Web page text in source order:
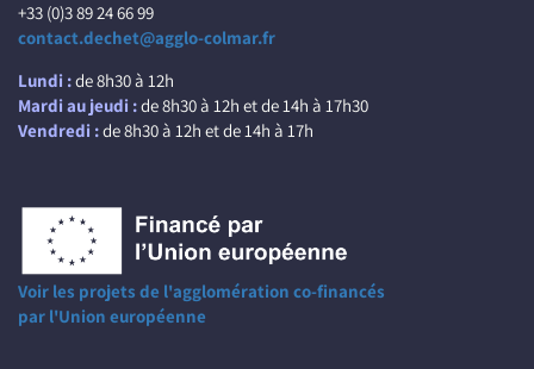
+33 (0)3 89 24 66 99
contact.dechet@agglo-colmar.fr
Lundi :de 8h30 à 12h
Mardi au jeudi :de 8h30 à 12h et de 14h à 17h30
Vendredi :de 8h30 à 12h et de 14h à 17h
Voir les projets de l'agglomération co-financés
par l'Union européenne